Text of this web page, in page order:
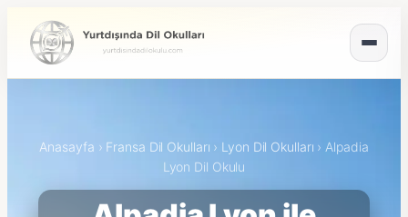
Anasayfa › Fransa Dil Okulları › Lyon Dil Okulları › Alpadia
Lyon Dil Okulu